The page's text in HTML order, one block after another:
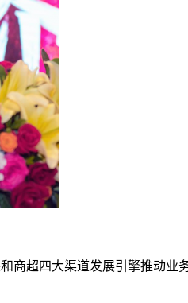
超四大渠道发展引擎推动业